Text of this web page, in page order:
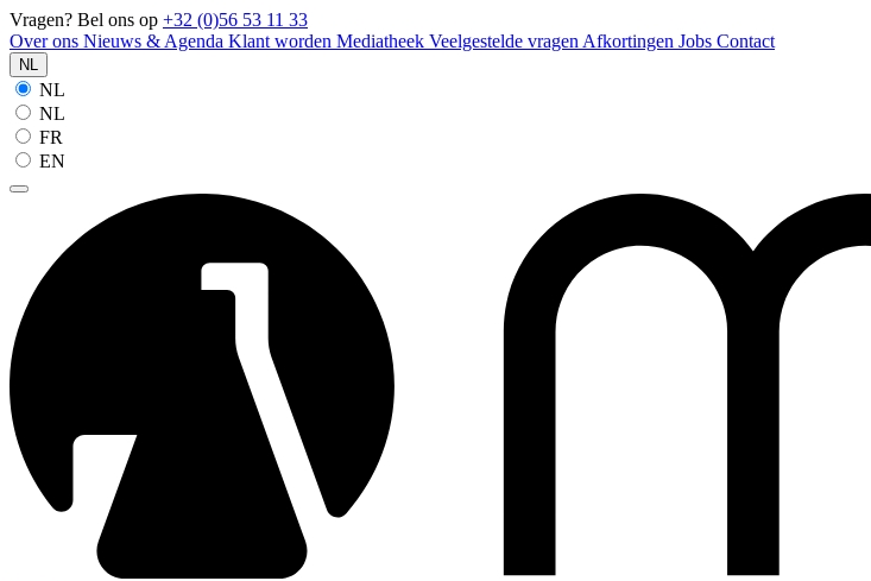
Vragen? Bel ons op +32 (0)56 53 11 33
Over ons Nieuws & Agenda Klant worden Mediatheek Veelgestelde vragen Afkortingen Jobs Contact
NL
NL
NL
FR
EN